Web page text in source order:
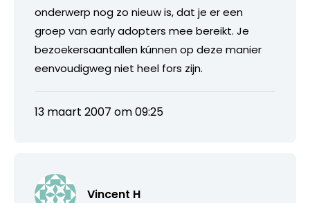
onderwerp nog zo nieuw is, dat je er een
groep van early adopters mee bereikt. Je
bezoekersaantallen kúnnen op deze manier
eenvoudigweg niet heel fors zijn.
13 maart 2007 om 09:25
Vincent H